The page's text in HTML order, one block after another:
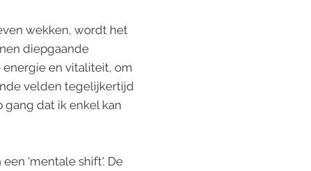
wekken, wordt het
diepgaande
en vitaliteit, om
velden tegelijkertijd
dat ik enkel kan
'mentale shift'. De